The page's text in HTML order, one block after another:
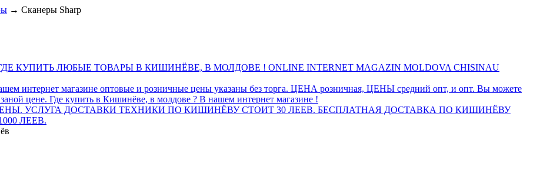
→ Сканеры Sharp
ЛЮБЫЕ ТОВАРЫ В КИШИНЁВЕ, В МОЛДОВЕ ! ONLINE INTERNET MAGAZIN MOLDOVA CHISINAU
интернет магазине оптовые и розничные цены указаны без торга. ЦЕНА розничная, ЦЕНЫ средний опт, и опт. Вы можете
цене. Где купить в Кишинёве, в молдове ? В нашем интернет магазине !
УСЛУГА ДОСТАВКИ ТЕХНИКИ ПО КИШИНЁВУ СТОИТ 30 ЛЕЕВ. БЕСПЛАТНАЯ ДОСТАВКА ПО КИШИНЁВУ
ЛЕЕВ.